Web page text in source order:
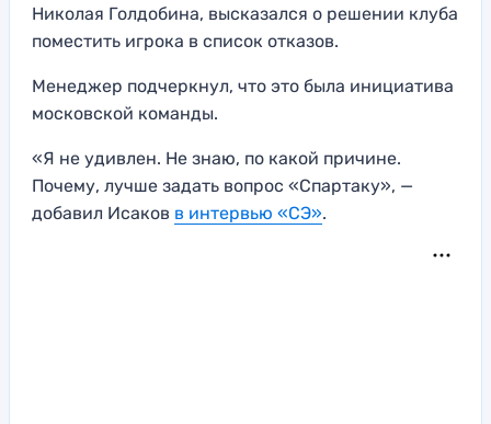
Николая Голдобина, высказался о решении клуба
поместить игрока в список отказов.
Менеджер подчеркнул, что это была инициатива
московской команды.
«Я не удивлен. Не знаю, по какой причине.
Почему, лучше задать вопрос «Спартаку», —
добавил Исаков в интервью «СЭ».